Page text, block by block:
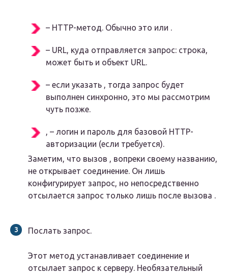
– HTTP-метод. Обычно это или .
– URL, куда отправляется запрос: строка,
может быть и объект URL.
– если указать , тогда запрос будет
выполнен синхронно, это мы рассмотрим
чуть позже.
, – логин и пароль для базовой HTTP-
авторизации (если требуется).
Заметим, что вызов , вопреки своему названию,
не открывает соединение. Он лишь
конфигурирует запрос, но непосредственно
отсылается запрос только лишь после вызова .
Послать запрос.
Этот метод устанавливает соединение и
отсылает запрос к серверу. Необязательный